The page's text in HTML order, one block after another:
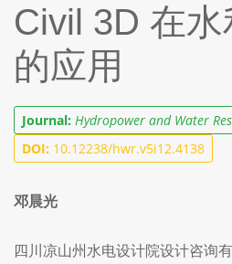
Civil 3D 在水
的应用
Journal: Hydropower and Water
DOI: 10.12238/hwr.v5i12.4138
邓晨光
四川凉山州水电设计院设计咨询